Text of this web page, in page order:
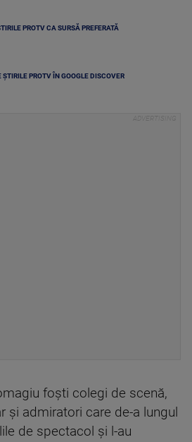
PROTV CA SURSĂ PREFERATĂ
ȘTIRILE PROTV ÎN GOOGLE DISCOVER
foşti colegi de scenă,
şi admiratori care de-a lungul
de spectacol şi l-au